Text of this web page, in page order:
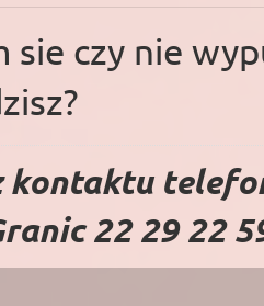
sie czy nie
kontaktu
22 29 22